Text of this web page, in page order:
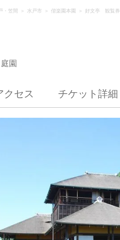
・笠間 水戸市 偕楽園本園 好文亭 観覧券
庭園
クセス チケット詳細